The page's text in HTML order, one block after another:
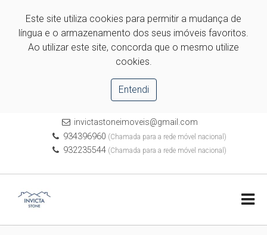
Este site utiliza cookies para permitir a mudança de
língua e o armazenamento dos seus imóveis favoritos.
Ao utilizar este site, concorda que o mesmo utilize
cookies.
Entendi
invictastoneimoveis@gmail.com
934396960 (Chamada para a rede móvel nacional)
932235544 (Chamada para a rede móvel nacional)